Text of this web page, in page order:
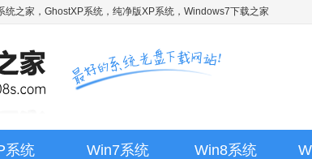
统之家，GhostXP系统，纯净版XP系统，Windows7下载之家
系统 Win7系统 Win8系统